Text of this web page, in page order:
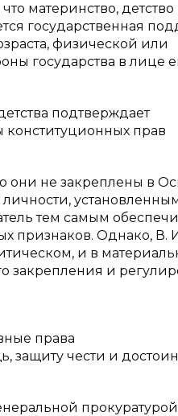
материнство, детство
государственная
физической или
государства в лице
подтверждает
конституционных прав
они не закреплены в
тем самым
признаков. Однако, В.
и в
закрепления и
права
чести и